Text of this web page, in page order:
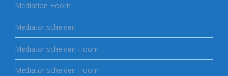
Mediation Hoorn
Mediator scheiden
Mediator scheiden Hoorn
Mediator scheiden Hoorn